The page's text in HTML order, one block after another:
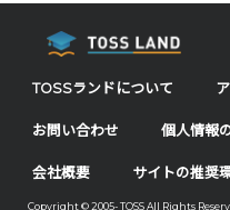
TOSSランドについて
お問い合わせ 個人情報
会社概要 サイトの推奨
Copyright © 2005- TOSS All Rights